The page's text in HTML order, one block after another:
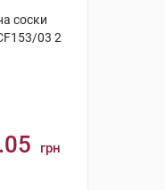
соски
03 2
грн